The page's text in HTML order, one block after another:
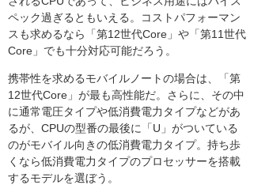
ペック過ぎるともいえる。コストパフォーマン
スも求めるなら「第12世代Core」や「第11世代
Core」でも十分対応可能だろう。
携帯性を求めるモバイルノートの場合は、「第
12世代Core」が最も高性能だ。さらに、その中
に通常電圧タイプや低消費電力タイプなどがあ
るが、CPUの型番の最後に「U」がついている
のがモバイル向きの低消費電力タイプ。持ち歩
くなら低消費電力タイプのプロセッサーを搭載
するモデルを選ぼう。